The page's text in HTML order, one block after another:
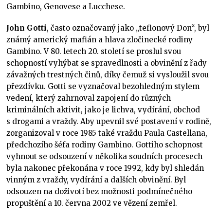
Gambino, Genovese a Lucchese.
John Gotti, často označovaný jako „teflonový Don“, byl
známý americký mafián a hlava zločinecké rodiny
Gambino. V 80. letech 20. století se proslul svou
schopností vyhýbat se spravedlnosti a obvinění z řady
závažných trestných činů, díky čemuž si vysloužil svou
přezdívku. Gotti se vyznačoval bezohledným stylem
vedení, který zahrnoval zapojení do různých
kriminálních aktivit, jako je lichva, vydírání, obchod
s drogami a vraždy. Aby upevnil své postavení v rodině,
zorganizoval v roce 1985 také vraždu Paula Castellana,
předchozího šéfa rodiny Gambino. Gottiho schopnost
vyhnout se odsouzení v několika soudních procesech
byla nakonec překonána v roce 1992, kdy byl shledán
vinným z vraždy, vydírání a dalších obvinění. Byl
odsouzen na doživotí bez možnosti podmínečného
propuštění a 10. června 2002 ve vězení zemřel.